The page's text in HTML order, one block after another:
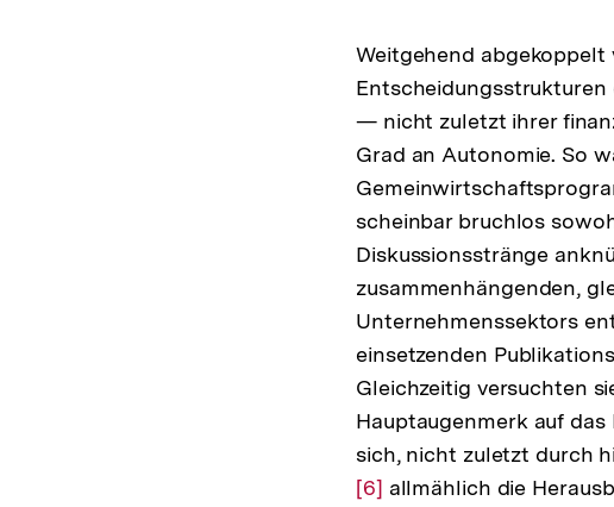
Weitgehend
— nicht zuletzt ihrer
Grad an Autonomie. So
scheinbar bruchlos
Diskussionsstränge
zusammenhängenden,
Unternehmenssektors
einsetzenden
Gleichzeitig versuchten
Hauptaugenmerk auf
sich, nicht zuletzt durch
[6] allmählich die